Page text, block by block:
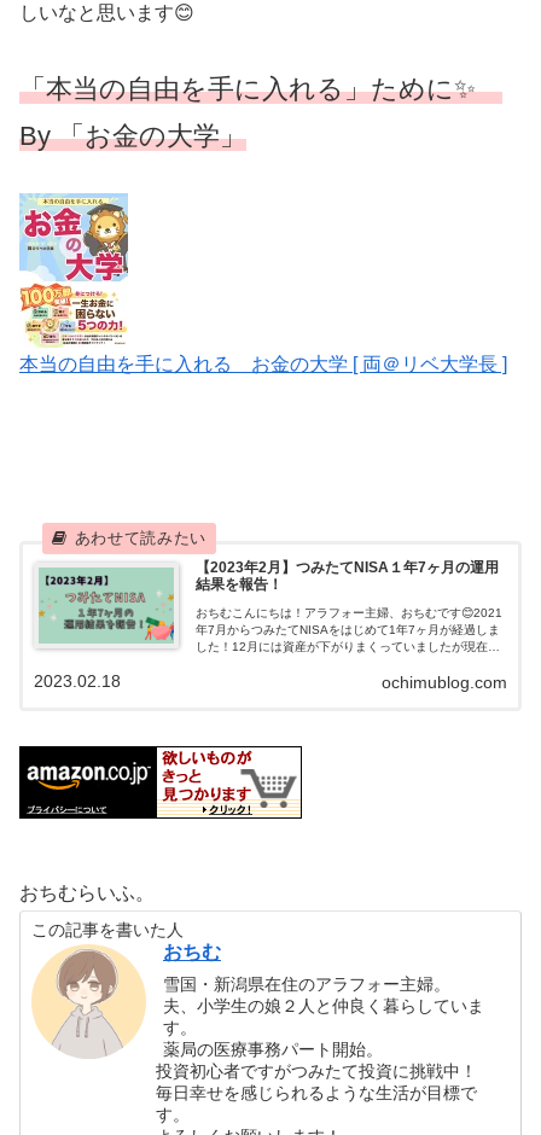
しいなと思います😊
「本当の自由を手に入れる」ために✨
By 「お金の大学」
本当の自由を手に入れる お金の大学 [ 両＠リベ大学長 ]
【2023年2月】つみたてNISA１年7ヶ月の運用
結果を報告！
おちむこんにちは！アラフォー主婦、おちむです😊2021
年7月からつみたてNISAをはじめて1年7ヶ月が経過しま
した！12月には資産が下がりまくっていましたが現在は
ochimublog.com
2023.02.18
おちむらいふ。
この記事を書いた人
おちむ
雪国・新潟県在住のアラフォー主婦。
夫、小学生の娘２人と仲良く暮らしていま
す。
薬局の医療事務パート開始。
投資初心者ですがつみたて投資に挑戦中！
毎日幸せを感じられるような生活が目標で
す。